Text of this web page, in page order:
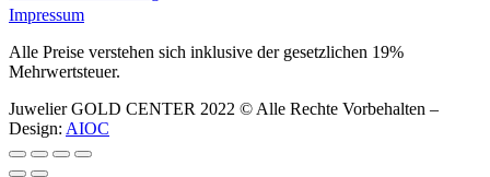
Impressum
Alle Preise verstehen sich inklusive der gesetzlichen 19%
Mehrwertsteuer.
Juwelier GOLD CENTER 2022 © Alle Rechte Vorbehalten –
Design: AIOC